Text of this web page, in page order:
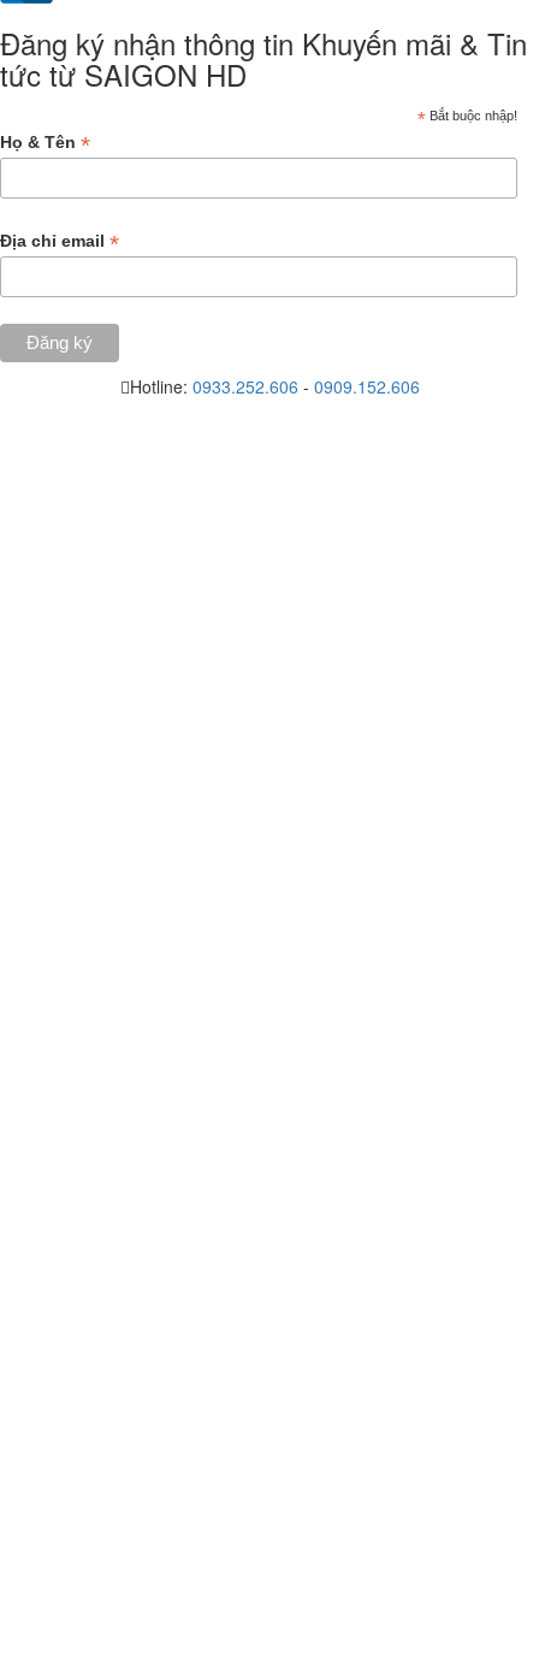
Đăng ký nhận thông tin Khuyến mãi & Tin
tức từ SAIGON HD
* Bắt buộc nhập!
Họ & Tên *
Địa chỉ email *
Hotline: 0933.252.606 - 0909.152.606